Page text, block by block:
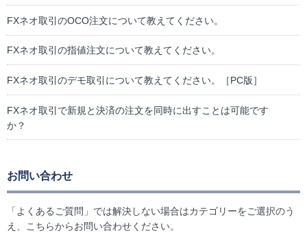
FXネオ取引のOCO注文について教えてください。
FXネオ取引の指値注文について教えてください。
FXネオ取引のデモ取引について教えてください。［PC版］
FXネオ取引で新規と決済の注文を同時に出すことは可能です
か？
お問い合わせ
「よくあるご質問」では解決しない場合はカテゴリーをご選択のう
え、こちらからお問い合わせください。